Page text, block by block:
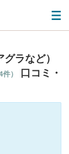
ラなど）
件）
口コミ・